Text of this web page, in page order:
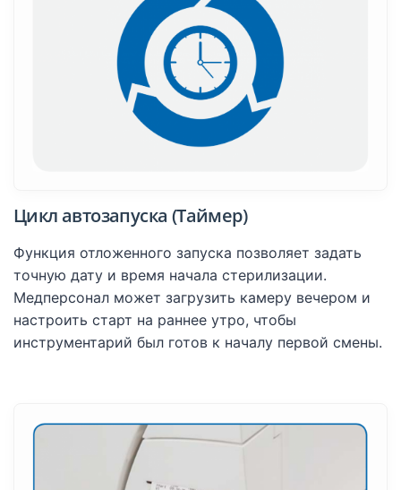
Цикл автозапуска (Таймер)
Функция отложенного запуска позволяет задать
точную дату и время начала стерилизации.
Медперсонал может загрузить камеру вечером и
настроить старт на раннее утро, чтобы
инструментарий был готов к началу первой смены.